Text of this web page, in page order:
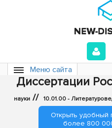
Меню сайта
Диссертации
науки // 10.01.00 -
Открыть удобный
более 800